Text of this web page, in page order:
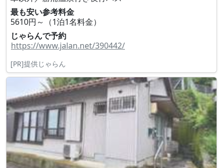
最も安い参考料金
5610円～（1泊1名料金）
じゃらんで予約
https://www.jalan.net/390442/
[PR]提供じゃらん